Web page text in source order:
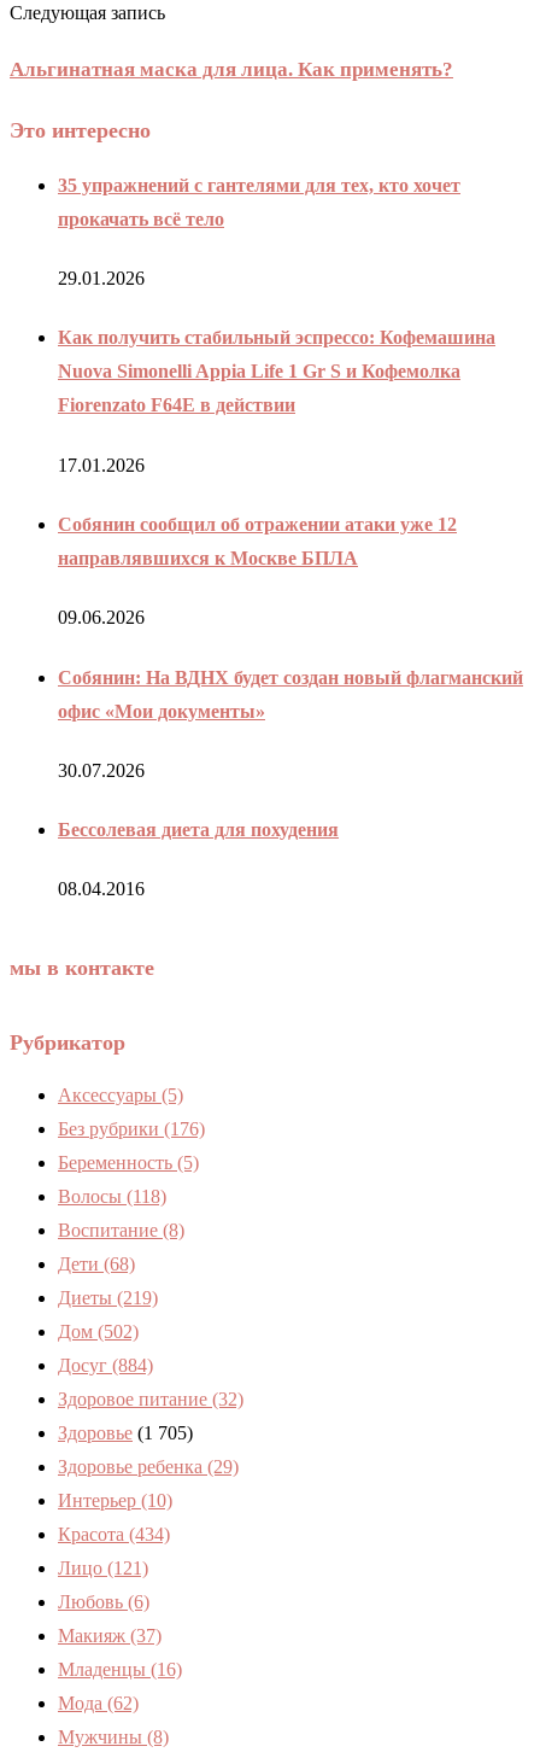
Следующая запись
Альгинатная маска для лица. Как применять?
Это интересно
35 упражнений с гантелями для тех, кто хочет
прокачать всё тело
29.01.2026
Как получить стабильный эспрессо: Кофемашина
Nuova Simonelli Appia Life 1 Gr S и Кофемолка
Fiorenzato F64E в действии
17.01.2026
Собянин сообщил об отражении атаки уже 12
направлявшихся к Москве БПЛА
09.06.2026
Собянин: На ВДНХ будет создан новый флагманский
офис «Мои документы»
30.07.2026
Бессолевая диета для похудения
08.04.2016
мы в контакте
Рубрикатор
Аксессуары (5)
Без рубрики (176)
Беременность (5)
Волосы (118)
Воспитание (8)
Дети (68)
Диеты (219)
Дом (502)
Досуг (884)
Здоровое питание (32)
Здоровье (1 705)
Здоровье ребенка (29)
Интерьер (10)
Красота (434)
Лицо (121)
Любовь (6)
Макияж (37)
Младенцы (16)
Мода (62)
Мужчины (8)